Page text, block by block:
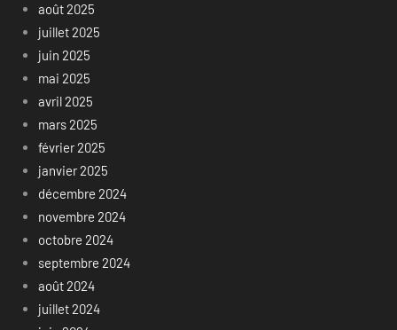
août 2025
juillet 2025
juin 2025
mai 2025
avril 2025
mars 2025
février 2025
janvier 2025
décembre 2024
novembre 2024
octobre 2024
septembre 2024
août 2024
juillet 2024